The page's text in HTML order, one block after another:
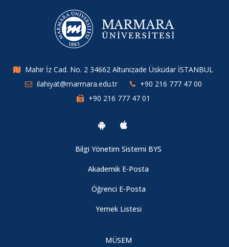
Mahir İz Cad. No. 2 34662 Altunizade Üsküdar İSTANBUL
ilahiyat@marmara.edu.tr
+90 216 777 47 00
+90 216 777 47 01
Bilgi Yönetim Sistemi BYS
Akademik E-Posta
Öğrenci E-Posta
Yemek Listesi
MÜSEM